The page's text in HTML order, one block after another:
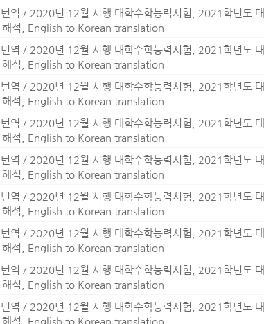
역 / 2020년 12월 시행 대학수학능력시험, 2021학년도 대
해석, English to Korean translation
역 / 2020년 12월 시행 대학수학능력시험, 2021학년도 대
해석, English to Korean translation
역 / 2020년 12월 시행 대학수학능력시험, 2021학년도 대
해석, English to Korean translation
역 / 2020년 12월 시행 대학수학능력시험, 2021학년도 대
해석, English to Korean translation
역 / 2020년 12월 시행 대학수학능력시험, 2021학년도 대
해석, English to Korean translation
역 / 2020년 12월 시행 대학수학능력시험, 2021학년도 대
해석, English to Korean translation
역 / 2020년 12월 시행 대학수학능력시험, 2021학년도 대
해석, English to Korean translation
역 / 2020년 12월 시행 대학수학능력시험, 2021학년도 대
해석, English to Korean translation
역 / 2020년 12월 시행 대학수학능력시험, 2021학년도 대
해석, English to Korean translation